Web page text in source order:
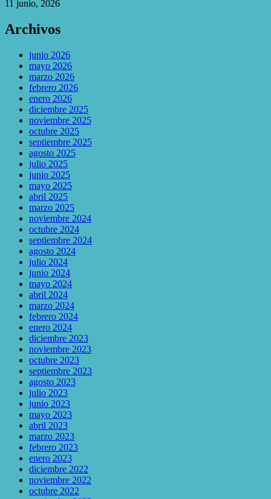
11 junio, 2026
Archivos
junio 2026
mayo 2026
marzo 2026
febrero 2026
enero 2026
diciembre 2025
noviembre 2025
octubre 2025
septiembre 2025
agosto 2025
julio 2025
junio 2025
mayo 2025
abril 2025
marzo 2025
noviembre 2024
octubre 2024
septiembre 2024
agosto 2024
julio 2024
junio 2024
mayo 2024
abril 2024
marzo 2024
febrero 2024
enero 2024
diciembre 2023
noviembre 2023
octubre 2023
septiembre 2023
agosto 2023
julio 2023
junio 2023
mayo 2023
abril 2023
marzo 2023
febrero 2023
enero 2023
diciembre 2022
noviembre 2022
octubre 2022